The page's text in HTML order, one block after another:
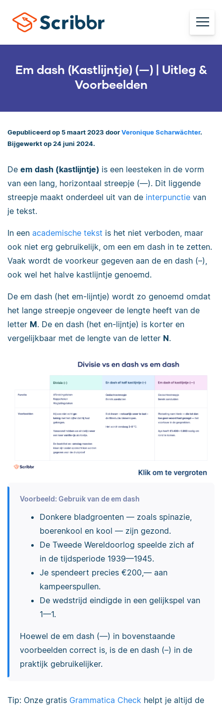
Em dash (Kastlijntje) (—) | Uitleg &
Voorbeelden
Gepubliceerd op 5 maart 2023 door Veronique Scharwächter.
Bijgewerkt op 24 juni 2024.
De em dash (kastlijntje) is een leesteken in de vorm
van een lang, horizontaal streepje (—). Dit liggende
streepje maakt onderdeel uit van de interpunctie van
je tekst.
In een academische tekst is het niet verboden, maar
ook niet erg gebruikelijk, om een em dash in te zetten.
Vaak wordt de voorkeur gegeven aan de en dash (–),
ook wel het halve kastlijntje genoemd.
De em dash (het em-lijntje) wordt zo genoemd omdat
het lange streepje ongeveer de lengte heeft van de
letter M. De en dash (het en-lijntje) is korter en
vergelijkbaar met de lengte van de letter N.
Voorbeeld: Gebruik van de em dash
Donkere bladgroenten — zoals spinazie,
boerenkool en kool — zijn gezond.
De Tweede Wereldoorlog speelde zich af
in de tijdsperiode 1939—1945.
Je spendeert precies €200,— aan
kampeerspullen.
De wedstrijd eindigde in een gelijkspel van
1—1.
Hoewel de em dash (—) in bovenstaande
voorbeelden correct is, is de en dash (–) in de
praktijk gebruikelijker.
Tip: Onze gratis Grammatica Check helpt je altijd de